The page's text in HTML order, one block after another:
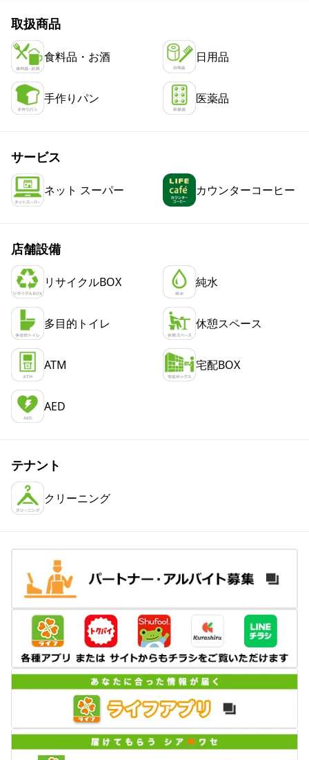
取扱商品
食料品・お酒 日用品
手作りパン 医薬品
サービス
ネット スーパー カウンターコーヒー
店舗設備
リサイクルBOX 純水
多目的トイレ 休憩スペース
ATM 宅配BOX
AED
テナント
クリーニング